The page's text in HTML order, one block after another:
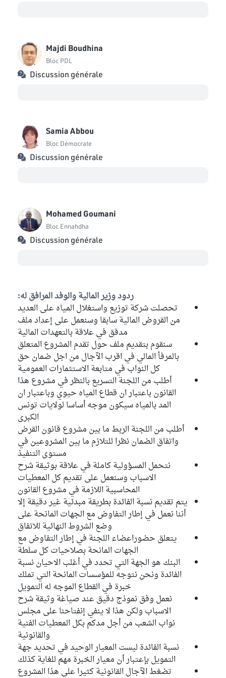
Majdi Boudhina
Bloc PDL
Discussion générale
Samia Abbou
Bloc Démocrate
Discussion générale
Mohamed Goumani
Bloc Ennahdha
Discussion générale
ردود وزير المالية والوفد المرافق له:
تحصلت شركة توزيع واستغلال المياه على العديد
من القروض المالية سابقا وسنعمل على إعداد ملف
مدقق في علاقة بالتعهدات المالية
سنقوم بتقديم ملف حول تقدم المشروع المتعلق
بالمرفأ المالي في اقرب الآجال من اجل ضمان حق
كل النواب في متابعة الاستثمارات العمومية
أطلب من اللجنة التسريع بالنظر في مشروع هذا
القانون باعتبار ان قطاع المياه حيوي وباعتبار ان
المد بالمياه سيكون موجه أساسا لولايات تونس
الكبرى
أطلب من اللجنة الربط ما بين مشروع قانون القرض
واتفاق الضمان نظرا للتلازم ما بين المشروعين في
مستوى التنفيذ
نتحمل المسؤولية كاملة في علاقة بوثيقة شرح
الاسباب وسنعمل على تقديم كل المعطيات
المحاسبية اللازمة في مشروع القانون
يتم تقديم نسبة الفائدة بطريقة مبدئية غير دقيقة إلا
أننا نعمل في إطار التفاوض مع الجهات المانحة على
وضع الشروط النهائية للاتفاق
يتعلق حضوراعضاء اللجنة في إطار التفاوض مع
الجهات المانحة بصلاحيات كل سلطة
البنك هو الجهة التي تحدد في أغلب الاحيان نسبة
الفائدة ونحن نتوجه للمؤسسات المانحة التي تملك
خبرة في القطاع الموجه له التمويل
نعمل وفق نموذج دقيق عند صياغة وثيقة شرح
الاسباب ولكن هذا لا ينفي إنفتاحنا على مجلس
نواب الشعب من أجل مدكم بكل المعطيات الفنية
والقانونية
نسبة الفائدة ليست المعيار الوحيد في تحديد جهة
التمويل بإعتبار أن معيار الخبرة مهم للغاية كذلك
تضغط الآجال القانونية كثيرا على هذا المشروع